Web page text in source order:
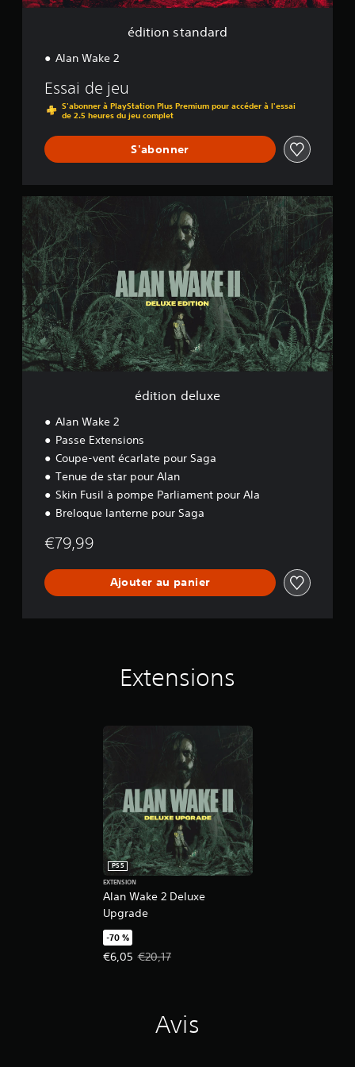
a
édition standard
Alan Wake 2
Essai de jeu
S'abonner à PlayStation Plus Premium pour accéder à l'essai
de 2.5 heures du jeu complet
S'abonner
é
d
i
o
n
d
e
l
u
x
e
édition deluxe
Alan Wake 2
Passe Extensions
Coupe-vent écarlate pour Saga
Tenue de star pour Alan
Skin Fusil à pompe Parliament pour Ala
Breloque lanterne pour Saga
€79,99
Ajouter au panier
Extensions
Alan Wake 2 Deluxe
Upgrade
PS5
EXTENSION
-70 %
€6,05
Prix de l'offre : €6,05 Prix initial : €20,17
€20,17
Avis